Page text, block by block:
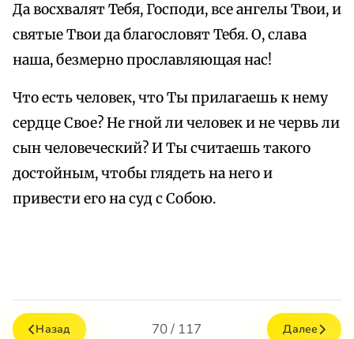
Да восхвалят Тебя, Господи, все ангелы Твои, и
святые Твои да благословят Тебя. О, слава
наша, безмерно прославляющая нас!
Что есть человек, что Ты прилагаешь к нему
сердце Свое? Не гной ли человек и не червь ли
сын человеческий? И Ты считаешь такого
достойным, чтобы глядеть на него и
привести его на суд с Собою.
Назад 70 / 117 Далее